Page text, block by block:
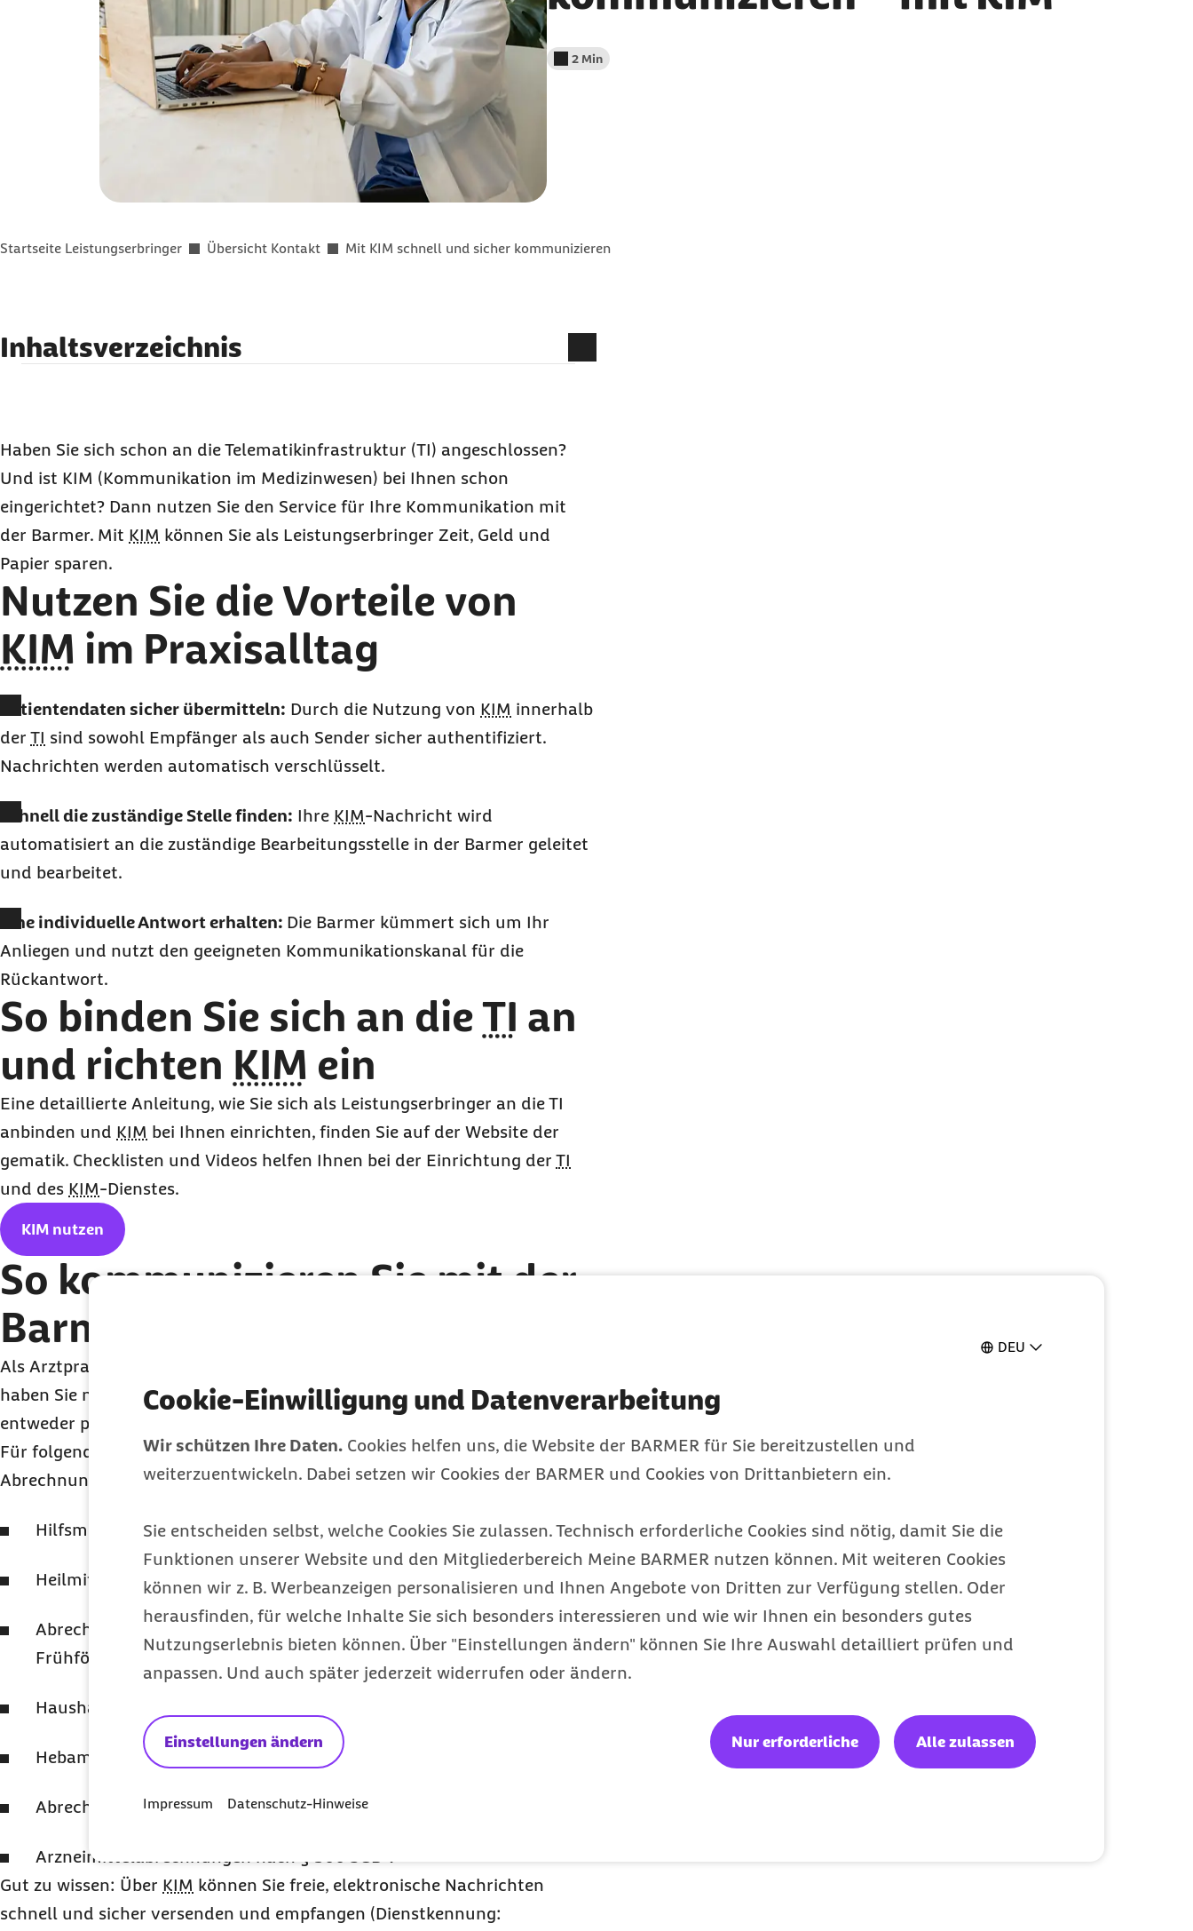
DEU
Cookie-Einwilligung und Datenverarbeitung
Wir schützen Ihre Daten. Cookies helfen uns, die Website der BARMER für Sie bereitzustellen und
weiterzuentwickeln. Dabei setzen wir Cookies der BARMER und Cookies von Drittanbietern ein.
Sie entscheiden selbst, welche Cookies Sie zulassen. Technisch erforderliche Cookies sind nötig, damit Sie die
Funktionen unserer Website und den Mitgliederbereich Meine BARMER nutzen können. Mit weiteren Cookies
können wir z. B. Werbeanzeigen personalisieren und Ihnen Angebote von Dritten zur Verfügung stellen. Oder
herausfinden, für welche Inhalte Sie sich besonders interessieren und wie wir Ihnen ein besonders gutes
Nutzungserlebnis bieten können. Über "Einstellungen ändern" können Sie Ihre Auswahl detailliert prüfen und
anpassen. Und auch später jederzeit widerrufen oder ändern.
Einstellungen ändern Nur erforderliche Alle zulassen
Impressum Datenschutz-Hinweise
Lesedauer weniger als
2 Min
Sie befinden sich hier:
Startseite Leistungserbringer Übersicht Kontakt Mit KIM schnell und sicher kommunizieren
Inhaltsverzeichnis
Haben Sie sich schon an die Telematikinfrastruktur (TI) angeschlossen?
Und ist KIM (Kommunikation im Medizinwesen) bei Ihnen schon
eingerichtet? Dann nutzen Sie den Service für Ihre Kommunikation mit
der Barmer. Mit KIM können Sie als Leistungserbringer Zeit, Geld und
Papier sparen.
Nutzen Sie die Vorteile von
KIM im Praxisalltag
Patientendaten sicher übermitteln: Durch die Nutzung von KIM innerhalb
der TI sind sowohl Empfänger als auch Sender sicher authentifiziert.
Nachrichten werden automatisch verschlüsselt.
Schnell die zuständige Stelle finden: Ihre KIM-Nachricht wird
automatisiert an die zuständige Bearbeitungsstelle in der Barmer geleitet
und bearbeitet.
Eine individuelle Antwort erhalten: Die Barmer kümmert sich um Ihr
Anliegen und nutzt den geeigneten Kommunikationskanal für die
Rückantwort.
So binden Sie sich an dieTI an
und richten KIM ein
Eine detaillierte Anleitung, wie Sie sich als Leistungserbringer an die TI
anbinden und KIM bei Ihnen einrichten, finden Sie auf der Website der
gematik. Checklisten und Videos helfen Ihnen bei der Einrichtung der TI
und des KIM-Dienstes.
KIM nutzen
So kommunizieren Sie mit der
Barmer über
Als Arztpraxis, Krankenhaus, Apotheke oder sonstiger Leistungserbringer
haben Sie nach wie vor die freie Wahl, wie Sie mit uns in Kontakt treten –
entweder per Telefon, Leistungserbringerportal oder via
Für folgende Gesundheitsbereiche ist eine Übermittlung von
Abrechnungsdaten über KIM aktuell noch nicht möglich:
Hilfsmittelabrechnungen nach § 302 SGB V
Heilmittelabrechnungen nach § 302 SGB V
Abrechnungen von Rehabilitationssport, Funktionstraining und
Frühförderung nach § 302 SGB V
Haushaltshilfeabrechnungen nach § 302 SGB V
Hebammenabrechnungen nach § 302 SGB V
Abrechnungen von Fahr- und Transportkosten nach § 302 SGB V
Arzneimittelabrechnungen nach § 300 SGB V
Gut zu wissen: Über KIM können Sie freie, elektronische Nachrichten
schnell und sicher versenden und empfangen (Dienstkennung: